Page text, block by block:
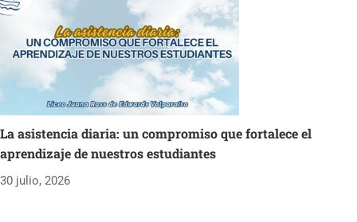
La asistencia diaria: un compromiso que fortalece el
aprendizaje de nuestros estudiantes
30 julio, 2026